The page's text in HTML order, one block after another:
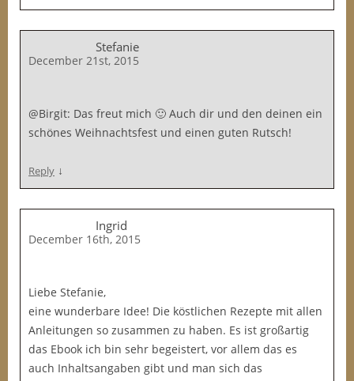
Stefanie
December 21st, 2015
@Birgit: Das freut mich 🙂 Auch dir und den deinen ein
schönes Weihnachtsfest und einen guten Rutsch!
Reply ↓
Ingrid
December 16th, 2015
Liebe Stefanie,
eine wunderbare Idee! Die köstlichen Rezepte mit allen
Anleitungen so zusammen zu haben. Es ist großartig
das Ebook ich bin sehr begeistert, vor allem das es
auch Inhaltsangaben gibt und man sich das